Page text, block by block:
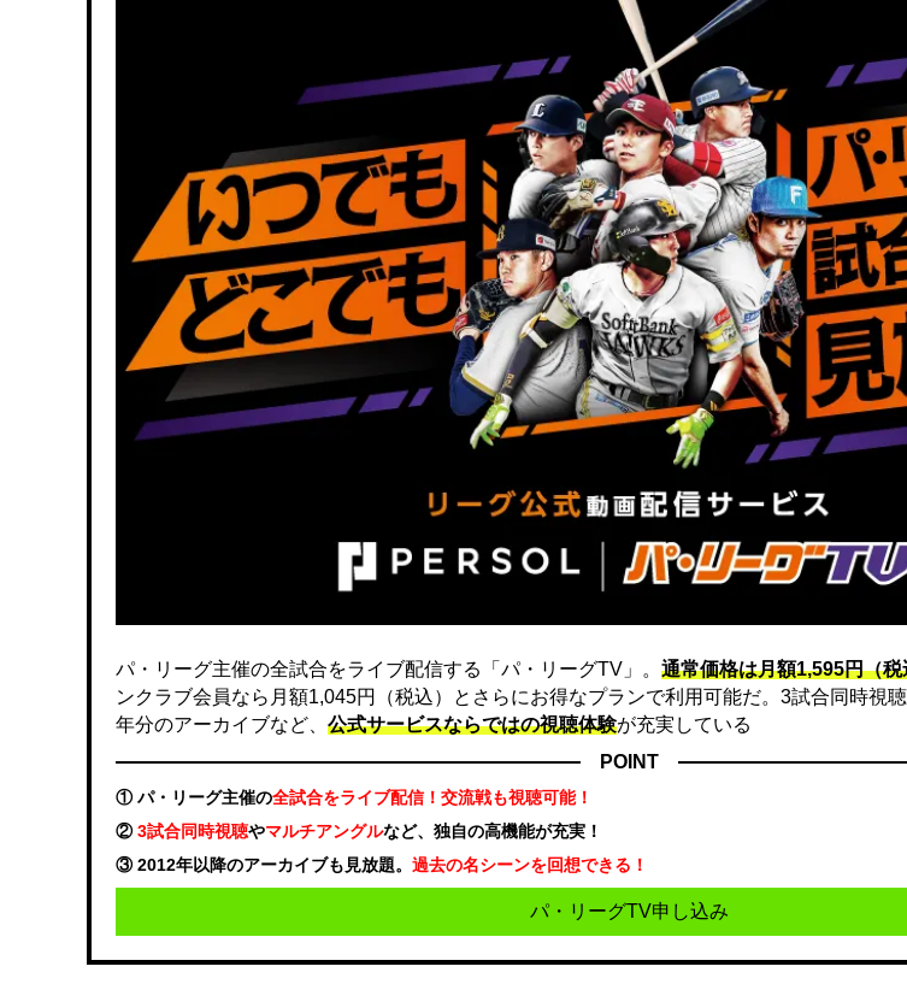
パ・リーグ主催の全試合をライブ配信する「パ・リーグTV」。 通常価格は月額1,595円（税
ンクラブ会員なら月額1,045円（税込）とさらにお得なプランで利用可能だ。3試合同時視
年分のアーカイブなど、 公式サービスならではの視聴体験が充実している
POINT
① パ・リーグ主催の全試合をライブ配信！交流戦も視聴可能！
②3試合同時視聴やマルチアングルなど、独自の高機能が充実！
③ 2012年以降のアーカイブも見放題。 過去の名シーンを回想できる！
パ・リーグTV申し込み